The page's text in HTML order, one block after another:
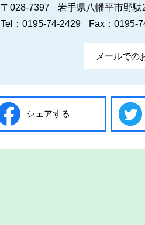
〒028-7397
岩手県八幡平市野駄
Tel：0195-74-2429
Fax：0195-
メールでの
シェアする